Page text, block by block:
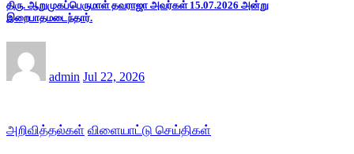
திரு. ஆறுமுகப்பெருமாள் தவராஜா அவர்கள் 15.07.2026 அன்று
இறைபாதமடைந்தார்.
admin Jul 22, 2026
அறிவித்தல்கள் விளையாட்டு செய்திகள்